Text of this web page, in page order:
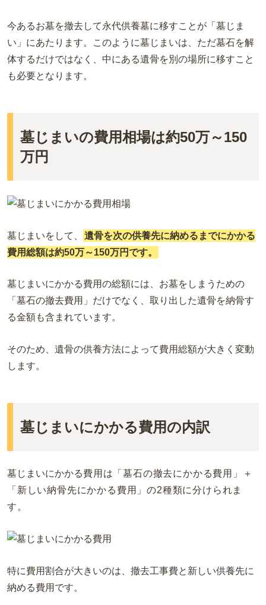
今あるお墓を撤去して永代供養墓に移すことが「墓じま
い」にあたります。このように墓じまいは、ただ墓石を解
体するだけではなく、中にある遺骨を別の場所に移すこと
も必要となります。
墓じまいの費用相場は約50万～150
万円
墓じまいをして、
遺骨を次の供養先に納めるまでにかかる
費用総額は約50万～150万円です。
墓じまいにかかる費用の総額には、お墓をしまうための
「墓石の撤去費用」だけでなく、取り出した遺骨を納骨す
る金額も含まれています。
そのため、遺骨の供養方法によって費用総額が大きく変動
します。
墓じまいにかかる費用の内訳
墓じまいにかかる費用は「墓石の撤去にかかる費用」＋
「新しい納骨先にかかる費用」の2種類に分けられま
す。
特に費用割合が大きいのは、撤去工事費と新しい供養先に
納める費用です。